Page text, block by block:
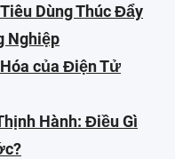
Dùng Thúc Đẩy
Nghiệp
của Điện Tử
Hành: Điều Gì